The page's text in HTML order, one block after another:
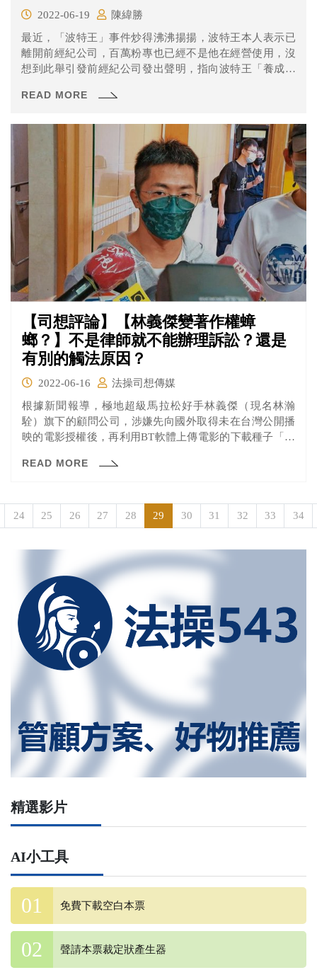
2022-06-19
陳緯勝
最近，「波特王」事件炒得沸沸揚揚，波特王本人表示已
離開前經紀公司，百萬粉專也已經不是他在經營使用，沒
想到此舉引發前經紀公司發出聲明，指向波特王「養成英
示，明明一切都是照著合約走的，並反嗆：等海水退看誰
READ MORE
【司想評論】【林義傑變著作權蟑
螂？】不是律師就不能辦理訴訟？還是
有別的觸法原因？
2022-06-16
法操司想傳媒
根據新聞報導，極地超級馬拉松好手林義傑（現名林瀚
駩）旗下的顧問公司，涉嫌先向國外取得未在台灣公開播
映的電影授權後，再利用BT軟體上傳電影的下載種子「釣
並透過私下和解「賺取」金額。 林義傑由於不具律師資格
法，那這樣很多公司法務不是也違法嗎？林義傑的問題真
的出在沒有律師資格，還是有其他原因？他的行為還可能
READ MORE
24 25 26 27 28 29 30 31 32 33 34
精選影片
AI小工具
免費下載空白本票
聲請本票裁定狀產生器